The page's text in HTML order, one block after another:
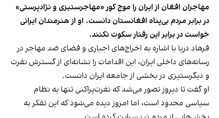
مهاجران افغان از ایران را موج کور «مهاجرستیزی و نژادپرستی»
در برابر مردم بی‌پناه افغانستان دانست. او از هنرمندان ایرانی
خواست در برابر این رفتار سکوت نکنند.
فرهاد دریا با اشاره به اخراج‌های اجباری و فضای ضد مهاجر در
رسانه‌های داخلی ایران، این اقدامات را نشانه‌ای از گسترش نفرت
و دیگرستیزی در بخشی از جامعه ایران دانست.
او گفت تا دیروز تصور می‌شد که نفرت‌پراکنی تنها به نظام
سیاسی محدود است، اما امروز دیده می‌شود که این تفکر به